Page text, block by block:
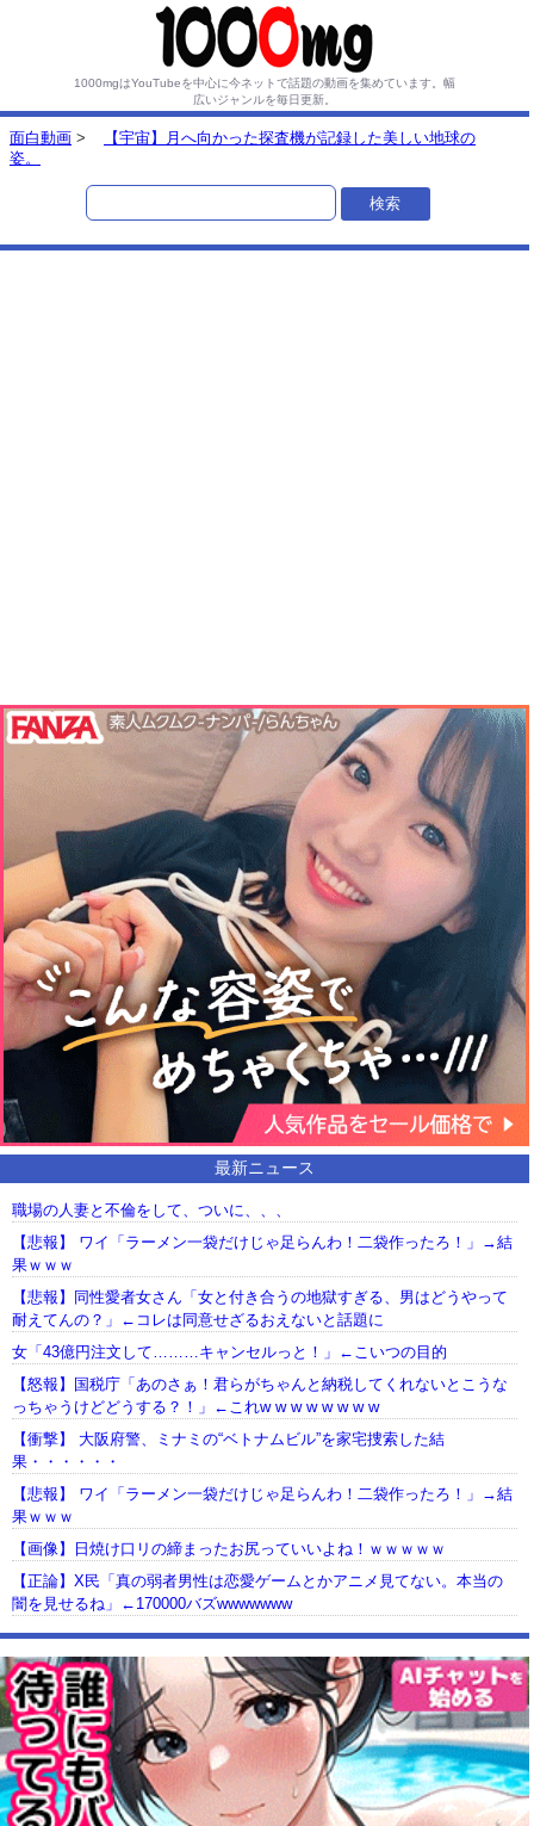
1000mgはYouTubeを中心に今ネットで話題の動画を集めています。 幅
広いジャンルを毎日更新。
面白動画 >
【宇宙】月へ向かった探査機が記録した美しい地球の
姿。
最新ニュース
職場の人妻と不倫をして、ついに、、、
【悲報】 ワイ「ラーメン一袋だけじゃ足らんわ！二袋作ったろ！」→結
果ｗｗｗ
【悲報】同性愛者女さん「女と付き合うの地獄すぎる、男はどうやって
耐えてんの？」←コレは同意せざるおえないと話題に
女「43億円注文して………キャンセルっと！」←こいつの目的
【怒報】国税庁「あのさぁ！君らがちゃんと納税してくれないとこうな
っちゃうけどどうする？！」←これw w w w w w w w
【衝撃】 大阪府警、ミナミの“ベトナムビル”を家宅捜索した結
果・・・・・・
【悲報】 ワイ「ラーメン一袋だけじゃ足らんわ！二袋作ったろ！」→結
果ｗｗｗ
【画像】日焼け口リの締まったお尻っていいよね！ｗｗｗｗｗ
【正論】X民「真の弱者男性は恋愛ゲームとかアニメ見てない。本当の
闇を見せるね」←170000バズwwwwwww
【動画】USJの禁止エリアに子どもたちが続々乱入 → スタッフが注意し
ても止まらない事態に
Powered by livedoor 相互RSS